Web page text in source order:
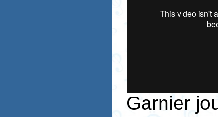
Garnier